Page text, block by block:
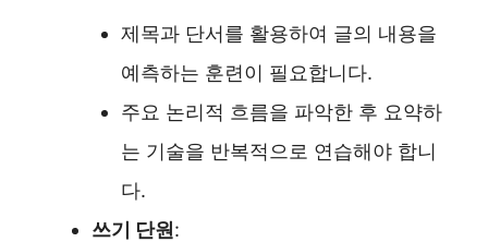
제목과 단서를 활용하여 글의 내용을
예측하는 훈련이 필요합니다.
주요 논리적 흐름을 파악한 후 요약하
는 기술을 반복적으로 연습해야 합니
다.
쓰기 단원: